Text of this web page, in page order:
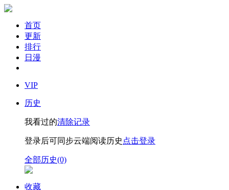
首页
更新
排行
日漫
VIP
历史
我看过的清除记录
登录后可同步云端阅读历史 点击登录
全部历史(0)
收藏